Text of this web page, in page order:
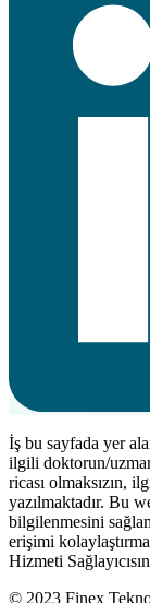
İş bu sayfada yer
ilgili doktorun/
ricası olmaksızın,
yazılmaktadır. Bu
bilgilenmesini
erişimi
Hizmeti
© 2023 Finex